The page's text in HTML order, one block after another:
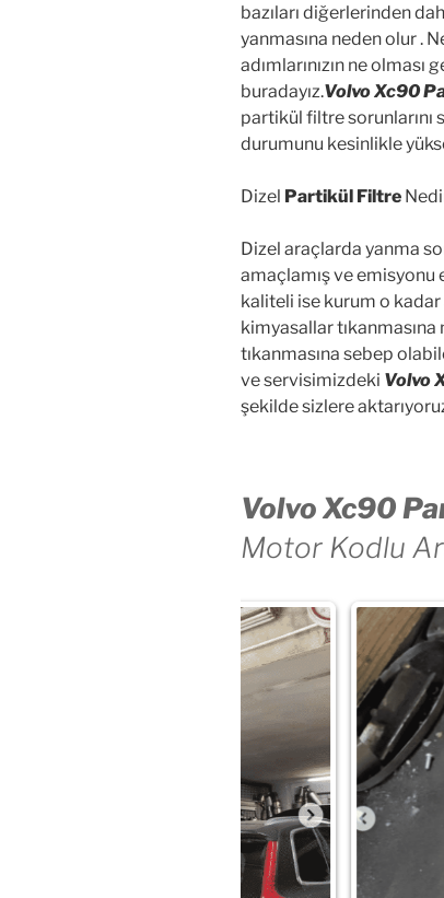
bazıları diğerlerinden
yanmasına neden olur .
adımlarınızın ne
buradayız.Volvo Xc90
partikül filtre
durumunu kesinlikle
Dizel Partikül Filtre
Dizel araçlarda yanma
amaçlamış ve emisyonu
kaliteli ise kurum o kadar
kimyasallar
tıkanmasına sebep
ve servisimizdeki Volvo
şekilde sizlere
Volvo Xc90
Motor Kodlu